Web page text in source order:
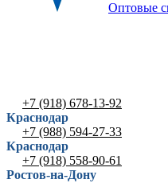
Оптовые
+7 (918) 678-13-92
Краснодар
+7 (988) 594-27-33
Краснодар
+7 (918) 558-90-61
Ростов-на-Дону